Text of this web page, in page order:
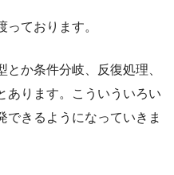
ております。
か条件分岐、反復処理、
あります。こういういろい
できるようになっていきま